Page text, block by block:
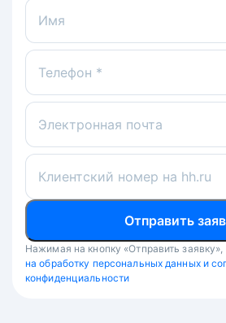
Имя
Телефон *
Электронная почта
Клиентский номер на hh.ru
Отправить
Нажимая на кнопку «Отправить
на обработку персональных данных и
конфиденциальности